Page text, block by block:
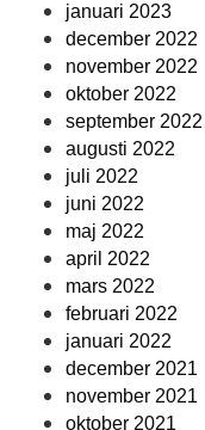
januari 2023
december 2022
november 2022
oktober 2022
september 2022
augusti 2022
juli 2022
juni 2022
maj 2022
april 2022
mars 2022
februari 2022
januari 2022
december 2021
november 2021
oktober 2021